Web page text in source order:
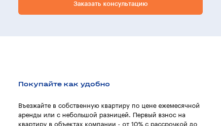
Заказать консультацию
Покупайте как удобно
Въезжайте в собственную квартиру по цене ежемесячной
аренды или с небольшой разницей. Первый взнос на
квартиру в объектах компании - от 10% с рассрочкой до